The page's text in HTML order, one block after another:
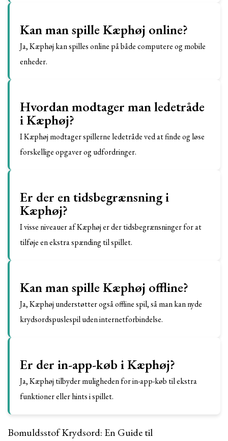
Kan man spille Kæphøj online?
Ja, Kæphøj kan spilles online på både computere og mobile
enheder.
Hvordan modtager man ledetråde
i Kæphøj?
I Kæphøj modtager spillerne ledetråde ved at finde og løse
forskellige opgaver og udfordringer.
Er der en tidsbegrænsning i
Kæphøj?
I visse niveauer af Kæphøj er der tidsbegrænsninger for at
tilføje en ekstra spænding til spillet.
Kan man spille Kæphøj offline?
Ja, Kæphøj understøtter også offline spil, så man kan nyde
krydsordspuslespil uden internetforbindelse.
Er der in-app-køb i Kæphøj?
Ja, Kæphøj tilbyder muligheden for in-app-køb til ekstra
funktioner eller hints i spillet.
Bomuldsstof Krydsord: En Guide til